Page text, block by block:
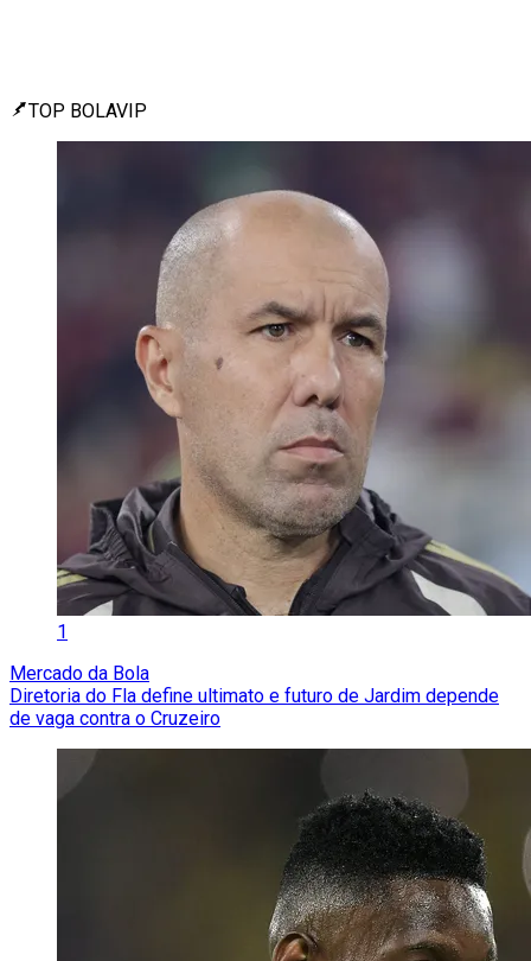
TOP BOLAVIP
1
Mercado da Bola
Diretoria do Fla define ultimato e futuro de Jardim depende
de vaga contra o Cruzeiro